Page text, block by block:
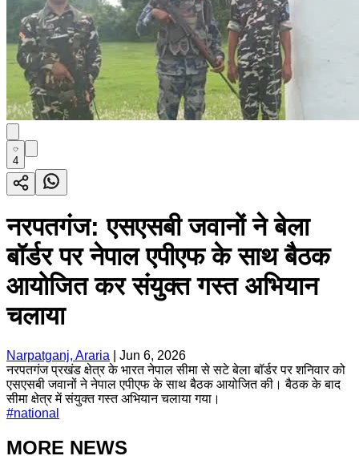
4
नरपतगंज: एसएसबी जवानों ने बेला
बॉर्डर पर नेपाल एपीएफ के साथ बैठक
आयोजित कर संयुक्त गस्त अभियान
चलाया
Narpatganj, Araria
Jun 6, 2026
नरपतगंज प्रखंड क्षेत्र के भारत नेपाल सीमा से सटे बेला बॉर्डर पर शनिवार को
एसएसबी जवानों ने नेपाल एपीएफ के साथ बैठक आयोजित की। बैठक के बाद
सीमा क्षेत्र में संयुक्त गस्त अभियान चलाया गया।
#national
MORE NEWS